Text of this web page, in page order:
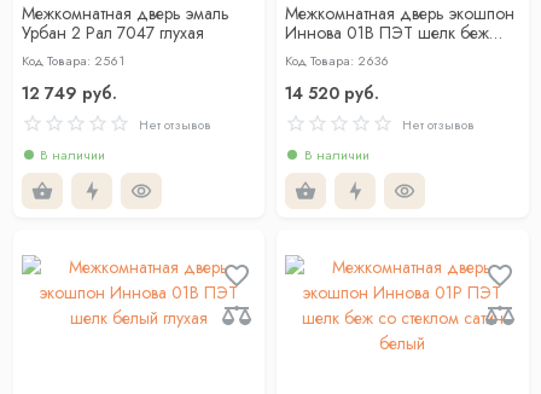
Межкомнатная дверь эмаль
Урбан 2 Рал 7047 глухая
Код Товара: 2561
12 749 руб.
Нет отзывов
В наличии
Межкомнатная дверь экошпон
Иннова 01В ПЭТ шелк беж
глухая
Код Товара: 2636
14 520 руб.
Нет отзывов
В наличии